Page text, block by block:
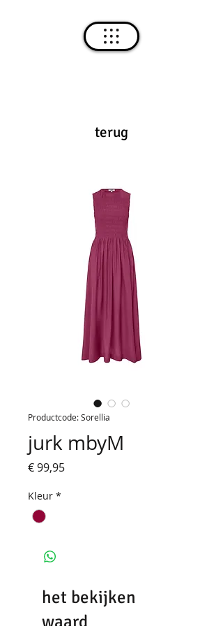
terug
Productcode: Sorellia
jurk mbyM
€ 99,95Prijs
Kleur *
het bekijken
waard